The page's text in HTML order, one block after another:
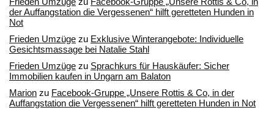
der Auffangstation die Vergessenen“ hilft geretteten Hunden in
Not
Frieden Umzüge zu Exklusive Winterangebote: Individuelle
Gesichtsmassage bei Natalie Stahl
Frieden Umzüge zu Sprachkurs für Hauskäufer: Sicher
Immobilien kaufen in Ungarn am Balaton
Marion zu Facebook-Gruppe „Unsere Rottis & Co, in der
Auffangstation die Vergessenen“ hilft geretteten Hunden in Not